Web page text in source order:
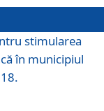
stimularea
în municipiul